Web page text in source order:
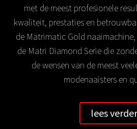
met de meest profesionele
kwaliteit, prestaties en
de Matrimatic Gold
de Matri Diamond Serie die
de wensen van de meest
modenaaisters en
lees verder